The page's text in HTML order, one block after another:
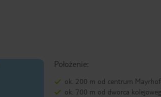
Położenie:
ok. 200 m od centrum
ok. 700 m od dworca